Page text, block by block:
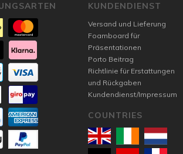
KUNDENDIENST
Versand und Lieferung
Foamboard für
Präsentationen
Porto Beitrag
Richtlinie für Erstattungen
und Rückgaben
Kundendienst/Impressum
COUNTRIES